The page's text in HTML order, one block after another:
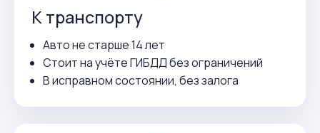
К транспорту
Авто не старше 14 лет
Стоит на учёте ГИБДД без ограничений
В исправном состоянии, без залога